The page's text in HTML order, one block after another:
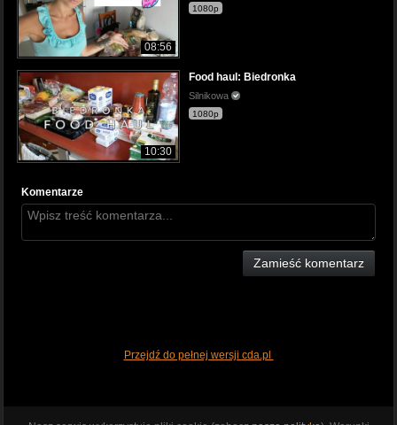
08:56
1080p
10:30
Food haul: Biedronka
Silnikowa
1080p
Komentarze
Zamieść komentarz
Przejdź do pełnej wersji cda.pl